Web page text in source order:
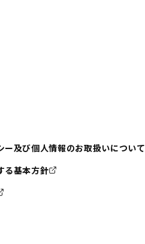
ー及び個人情報のお取扱いについて
る基本方針